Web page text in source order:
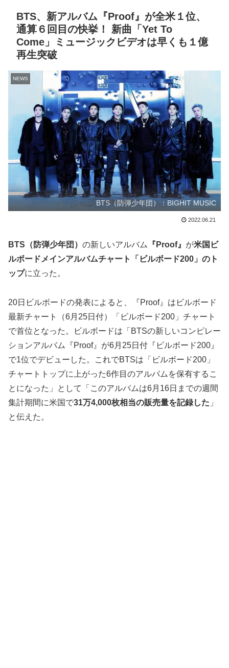
BTS、新アルバム『Proof』が全米１位、
通算６回目の快挙！ 新曲「Yet To
Come」ミュージックビデオは早くも１億
再生突破
NEWS
BTS（防弾少年団）：BIGHIT MUSIC
2022.06.21
BTS（防弾少年団） の新しいアルバム 『Proof』 が米国ビ
ルボードメインアルバムチャート「ビルボード200」のト
ップに立った。
20日ビルボードの発表によると、『Proof』はビルボード
最新チャート（6月25日付）「ビルボード200」チャート
で首位となった。ビルボードは「BTSの新しいコンピレー
ションアルバム『Proof』が6月25日付『ビルボード200』
で1位でデビューした。これでBTSは「ビルボード200」
チャートトップに上がった6作目のアルバムを保有するこ
とになった」として「このアルバムは6月16日までの週間
集計期間に米国で31万4,000枚相当の販売量を記録した 」
と伝えた。